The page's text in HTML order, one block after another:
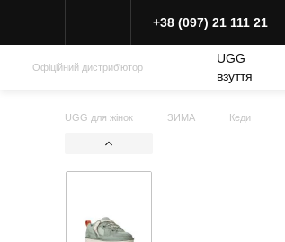
+38 (097) 21 111 21
Офіційний дистриб'ютор
UGG
взуття
UGG для жінок ЗИМА Кеди